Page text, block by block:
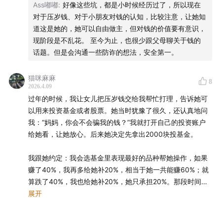
为孩子做好财商教育，本质上不是一个投资问题，
而是一个“理念对齐”的问题
有钱人养娃，跟普通人有什么不一样？
05:12 用压岁钱给孩子建立投资账户，开启“投顾式”教育
投资不仅仅是一门知识，更需要通过长期实践来体悟
周期波动
钱是“邪恶”的吗？如何帮财富“去魅”
教孩子认识钱的价值，而不是为了钱付出一切
建立投资账户，通过基金定投的方式，一起制定投资策略，
开启“投顾式”教育。
关键：每个季度必须要有交流。
定投，是个小学数学问题。
投资是一门技艺，要通过实践，需要时间。
不仅仅是一门知识，更需要通过长期实践来体悟周期的变化
和波动。
越早参与，越经历多一轮周期，体悟不同。越年轻碰到牛熊
市越划算。
「💰钱」
很有必要让孩子能够早一点接触到钱，接触到投资的感受。
早点接触钱、接触投资。提前了解成人世界的运转逻辑。
一方面知道世界不是一帆风顺的，一方面建立正确的投资理
Ass嘟嘟: 好像这些坑，都是小时候经历过了，所以现在
对于压岁钱、对于小朋友对钱的认知，比较注意，让她知
道这是她的，她可以自由做主，但对钱的价值要有意识，
现阶段是不乱花。 至今为止，也很少跟父母聊关于钱的
话题。但是会沟通一些防诈的想法，安全第一。
猫咪麻麻
2026.4.09
8
过年的时候，我让女儿把压岁钱交给我帮忙打理，告诉她可
以用来投资基金或者股票。她当时犹豫了很久，还认真地问
我：“妈妈，你会不会骗我的钱？”我就打开自己的投资账户
给她看，让她放心。后来她决定先拿出2000块投基金。
我跟她约定：我会选基金里表现最好的品种帮她操作，如果
赚了40%，我再多给她补20%，相当于她一共能赚60%；就
算跌了40%，我也给她补20%，她只承担20%。那段时间行
情不错，最后她这2000块真的赚了1000块。
展开